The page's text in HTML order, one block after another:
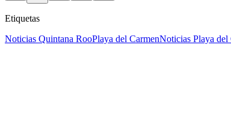
Etiquetas
Noticias Quintana RooPlaya del CarmenNoticias Playa del